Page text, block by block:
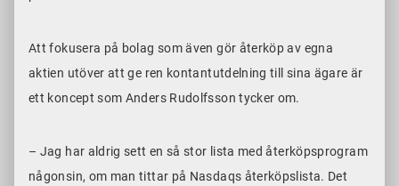
Att fokusera på bolag som även gör återköp av egna
aktien utöver att ge ren kontantutdelning till sina ägare är
ett koncept som Anders Rudolfsson tycker om.
– Jag har aldrig sett en så stor lista med återköpsprogram
någonsin, om man tittar på Nasdaqs återköpslista. Det